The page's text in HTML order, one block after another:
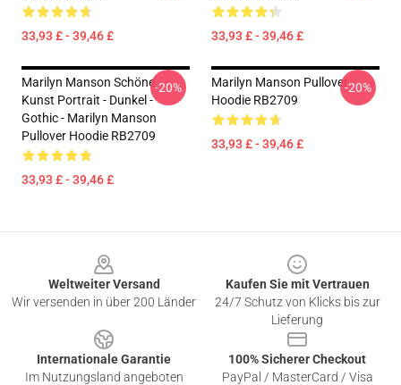
33,93 £ - 39,46 £ 33,93 £ - 39,46 £
Marilyn Manson Schöne
Kunst Portrait - Dunkel -
Gothic - Marilyn Manson
Pullover Hoodie RB2709
33,93 £ - 39,46 £
-20%
Marilyn Manson Pullover
Hoodie RB2709
33,93 £ - 39,46 £
-20%
Weltweiter Versand
Wir versenden in über 200 Länder
Kaufen Sie mit Vertrauen
24/7 Schutz von Klicks bis zur
Lieferung
Internationale Garantie
Im Nutzungsland angeboten
100% Sicherer Checkout
PayPal / MasterCard / Visa